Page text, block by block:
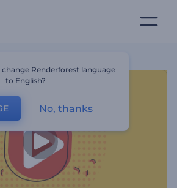
Renderforest language
to English?
No, thanks